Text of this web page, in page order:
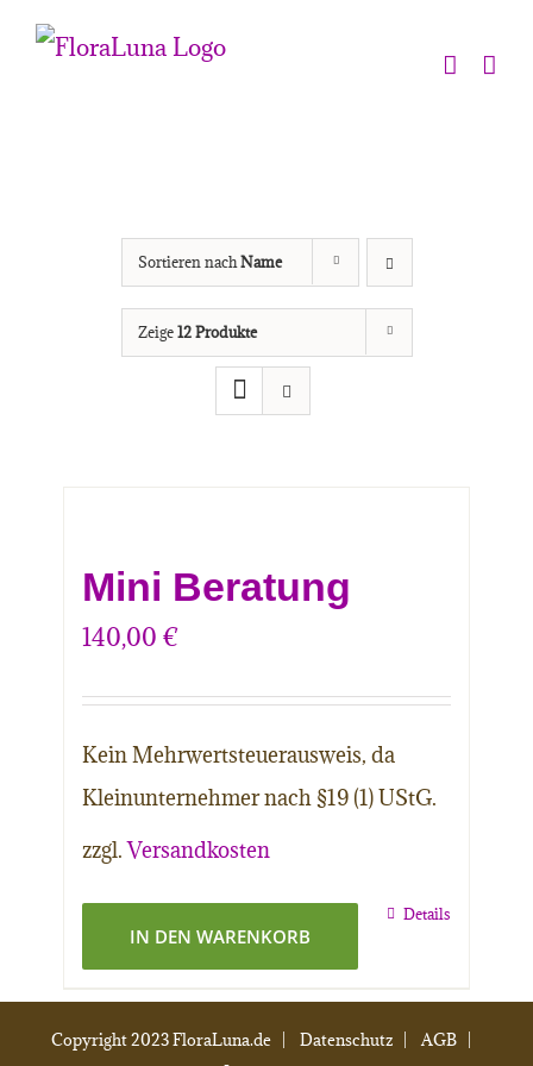
Zum
Sortieren nachName
Zeige12 Produkte
Mini Beratung
140,00€
Kein Mehrwertsteuerausweis, da
Kleinunternehmer nach §19 (1) UStG.
zzgl.Versandkosten
IN DEN WARENKORB
Details
Copyright 2023 FloraLuna.de | Datenschutz|AGB|